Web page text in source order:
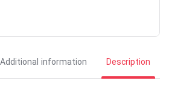
Description
Additional information